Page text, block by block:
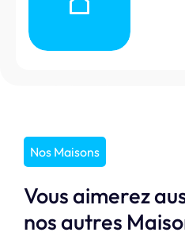
Nos Maisons
Vous aimerez
nos autres